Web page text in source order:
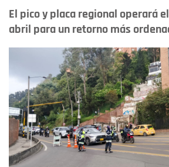
El pico y placa regional operará
abril para un retorno más